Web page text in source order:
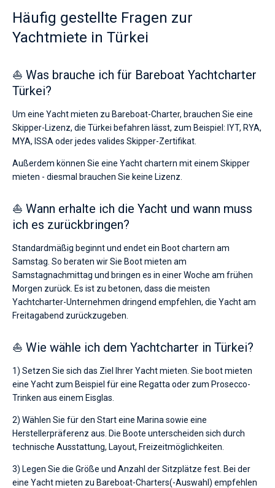
Häufig gestellte Fragen zur
Yachtmiete in Türkei
⛵ Was brauche ich für Bareboat Yachtcharter
Türkei?
Um eine Yacht mieten zu Bareboat-Charter, brauchen Sie eine
Skipper-Lizenz, die Türkei befahren lässt, zum Beispiel: IYT, RYA,
MYA, ISSA oder jedes valides Skipper-Zertifikat.
Außerdem können Sie eine Yacht chartern mit einem Skipper
mieten - diesmal brauchen Sie keine Lizenz.
⛵ Wann erhalte ich die Yacht und wann muss
ich es zurückbringen?
Standardmäßig beginnt und endet ein Boot chartern am
Samstag. So beraten wir Sie Boot mieten am
Samstagnachmittag und bringen es in einer Woche am frühen
Morgen zurück. Es ist zu betonen, dass die meisten
Yachtcharter-Unternehmen dringend empfehlen, die Yacht am
Freitagabend zurückzugeben.
⛵ Wie wähle ich dem Yachtcharter in Türkei?
1) Setzen Sie sich das Ziel Ihrer Yacht mieten. Sie boot mieten
eine Yacht zum Beispiel für eine Regatta oder zum Prosecco-
Trinken aus einem Eisglas.
2) Wählen Sie für den Start eine Marina sowie eine
Herstellerpräferenz aus. Die Boote unterscheiden sich durch
technische Ausstattung, Layout, Freizeitmöglichkeiten.
3) Legen Sie die Größe und Anzahl der Sitzplätze fest. Bei der
eine Yacht mieten zu Bareboat-Charters(-Auswahl) empfehlen